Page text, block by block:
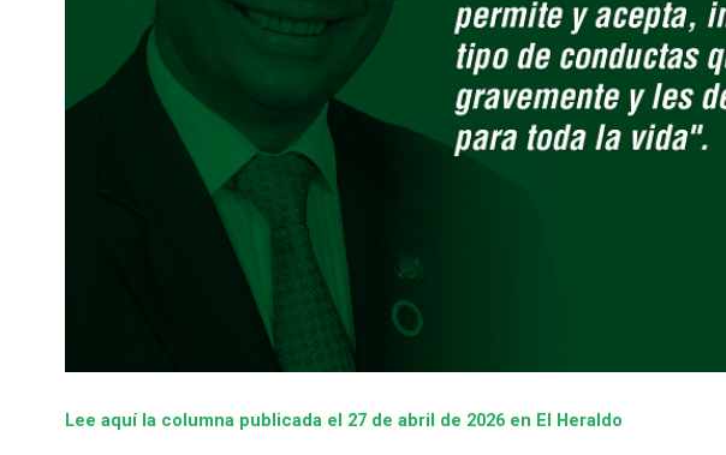
Lee aquí la columna publicada el 27 de abril de 2026 en El Heraldo